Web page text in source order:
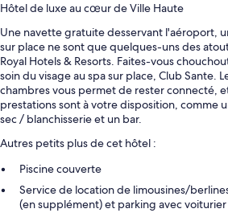
Hôtel de luxe au cœur de Ville Haute
Une navette gratuite desservant l'aéroport,
sur place ne sont que quelques-uns des
Royal Hotels & Resorts. Faites-vous
soin du visage au spa sur place, Club Sante.
chambres vous permet de rester connecté,
prestations sont à votre disposition, comme
sec / blanchisserie et un bar.
Autres petits plus de cet hôtel :
Piscine couverte
Service de location de limousines/
(en supplément) et parking avec